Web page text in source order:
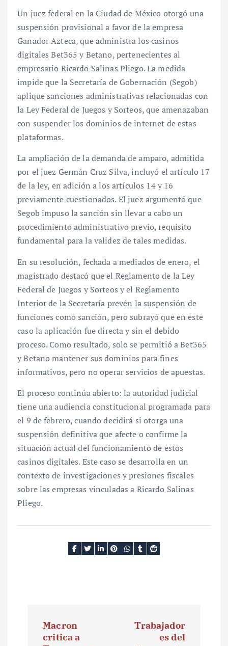
Un juez federal en la Ciudad de México otorgó una
suspensión provisional a favor de la empresa
Ganador Azteca, que administra los casinos
digitales Bet365 y Betano, pertenecientes al
empresario Ricardo Salinas Pliego. La medida
impide que la Secretaría de Gobernación (Segob)
aplique sanciones administrativas relacionadas con
la Ley Federal de Juegos y Sorteos, que amenazaban
con suspender los dominios de internet de estas
plataformas.
La ampliación de la demanda de amparo, admitida
por el juez Germán Cruz Silva, incluyó el artículo 17
de la ley, en adición a los artículos 14 y 16
previamente cuestionados. El juez argumentó que
Segob impuso la sanción sin llevar a cabo un
procedimiento administrativo previo, requisito
fundamental para la validez de tales medidas.
En su resolución, fechada a mediados de enero, el
magistrado destacó que el Reglamento de la Ley
Federal de Juegos y Sorteos y el Reglamento
Interior de la Secretaría prevén la suspensión de
funciones como sanción, pero subrayó que en este
caso la aplicación fue directa y sin el debido
proceso. Como resultado, solo se permitió a Bet365
y Betano mantener sus dominios para fines
informativos, pero no operar servicios de apuestas.
El proceso continúa abierto: la autoridad judicial
tiene una audiencia constitucional programada para
el 9 de febrero, cuando decidirá si otorga una
suspensión definitiva que afecte o confirme la
situación actual del funcionamiento de estos
casinos digitales. Este caso se desarrolla en un
contexto de investigaciones y presiones fiscales
sobre las empresas vinculadas a Ricardo Salinas
Pliego.
Macron
critica a
Trabajador
es del